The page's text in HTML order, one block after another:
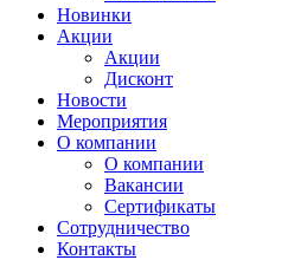
Новинки
Акции
Акции
Дисконт
Новости
Мероприятия
О компании
О компании
Вакансии
Сертификаты
Сотрудничество
Контакты